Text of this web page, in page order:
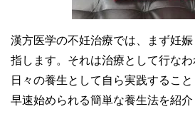
漢方医学の不妊治療では、まず妊
指します。それは治療として行なわ
日々の養生として自ら実践するこ
早速始められる簡単な養生法を紹介